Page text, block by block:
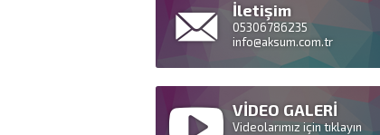
İletişim
05306786235
info@aksum.com.tr
VİDEO GALERİ
Videolarımız için tıklayın